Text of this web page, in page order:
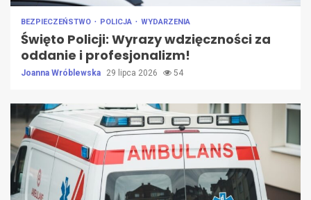
BEZPIECZEŃSTWO POLICJA WYDARZENIA
Święto Policji: Wyrazy wdzięczności za
oddanie i profesjonalizm!
Joanna Wróblewska 29 lipca 2026 54